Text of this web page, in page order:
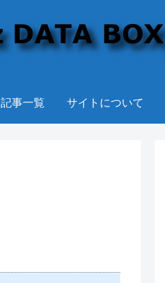
記事一覧 サイトについて